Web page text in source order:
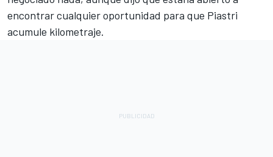
encontrar cualquier oportunidad para que Piastri
acumule kilometraje.